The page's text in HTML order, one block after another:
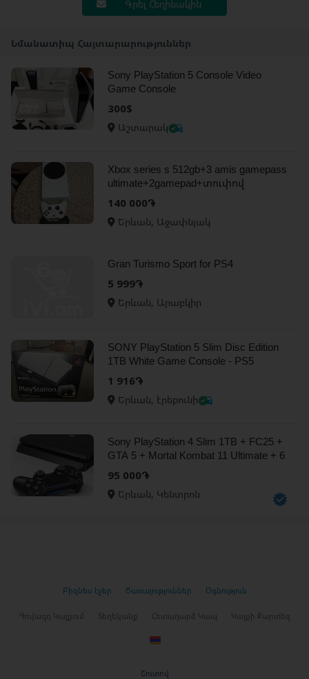
Գրել Հեղինակին
Նմանատիպ Հայտարարություններ
Sony PlayStation 5 Console Video
Game Console
300$
Աշտարակ
Xbox series s 512gb+3 amis gamepass
ultimate+2gamepad+տուփով
140 000֏
Երևան, Աջափնյակ
Gran Turismo Sport for PS4
5 999֏
Երևան, Արաբկիր
SONY PlayStation 5 Slim Disc Edition
1TB White Game Console - PS5
1 916֏
Երևան, էրեբունի
Sony PlayStation 4 Slim 1TB + FC25 +
GTA 5 + Mortal Kombat 11 Ultimate + 6
ամիս երաշխիք
95 000֏
Երևան, Կենտրոն
Բիզնես էջեր Ծառայություններ Օգնություն
Գովազդ Կայքում Տեղեկանք Հետադարձ Կապ Կայքի Քարտեզ
Շուտով